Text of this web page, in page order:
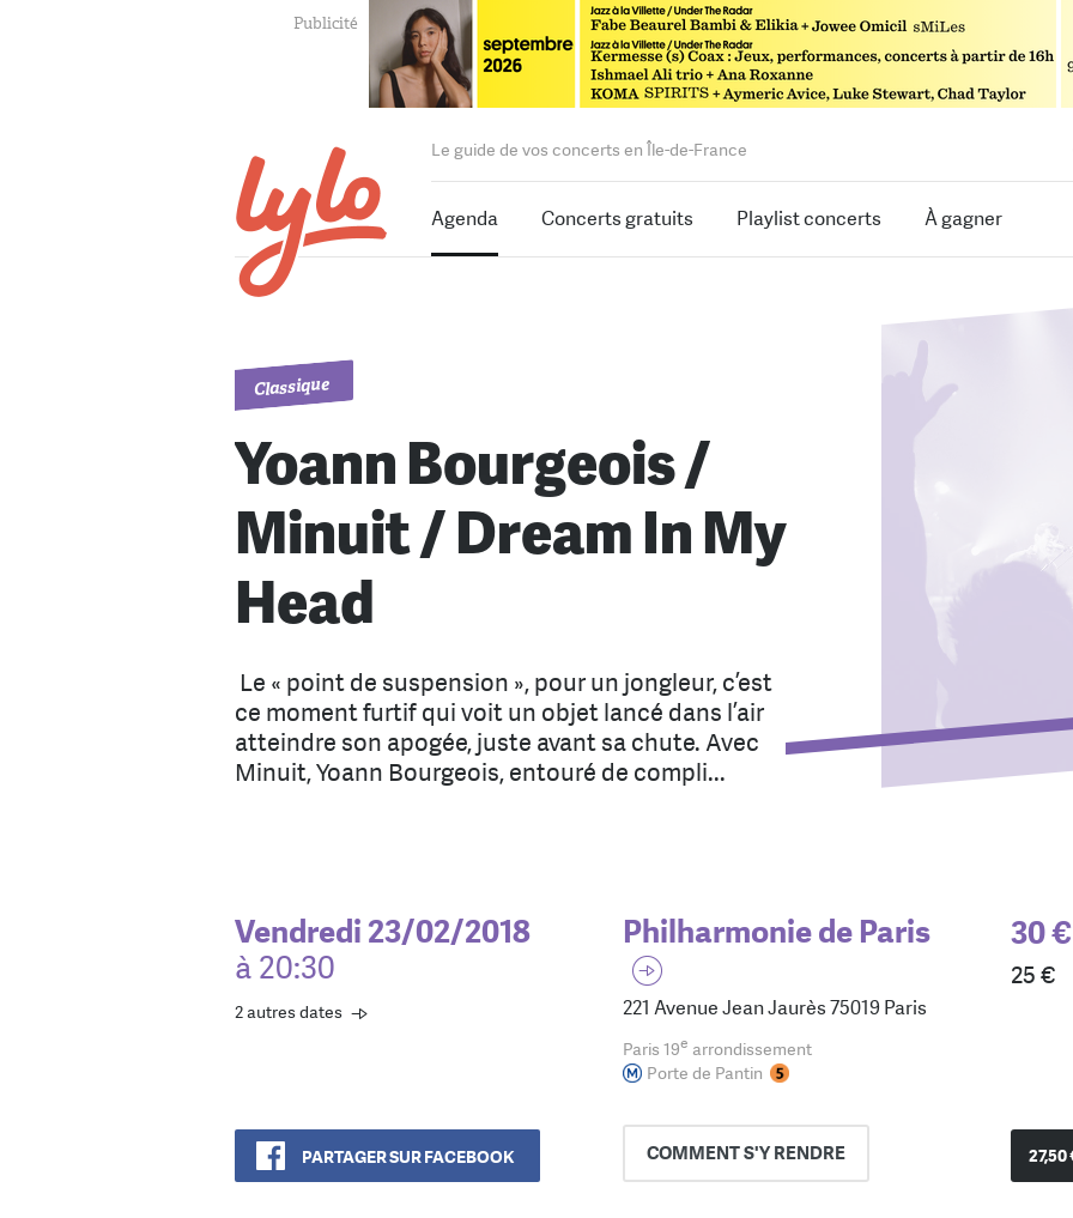
Le guide de vos concerts en Île-de-France
Agenda Concerts gratuits Playlist concerts À gagner
Classique
Yoann Bourgeois /
Minuit / Dream In My
Head
Le « point de suspension », pour un jongleur, c’est
ce moment furtif qui voit un objet lancé dans l’air
atteindre son apogée, juste avant sa chute. Avec
Minuit, Yoann Bourgeois, entouré de compli...
Vendredi 23/02/2018
à 20:30
2 autres dates
PARTAGER SUR FACEBOOK
Philharmonie de Paris
221 Avenue Jean Jaurès 75019 Paris
Paris 19e arrondissement
Porte de Pantin
COMMENTS'Y RENDRE
30 €
25 €
27,50